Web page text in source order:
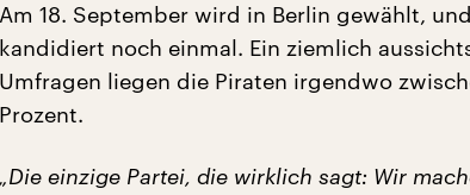
Am 18. September wird in Berlin gewählt,
kandidiert noch einmal. Ein ziemlich
Umfragen liegen die Piraten irgendwo
Prozent.
„Die einzige Partei, die wirklich sagt: Wir